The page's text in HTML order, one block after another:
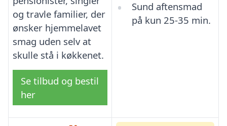
og travle familier, der
ønsker hjemmelavet
smag uden selv at
skulle stå i køkkenet.
Se tilbud og bestil
her
Sund aftensmad
på kun 25-35 min.